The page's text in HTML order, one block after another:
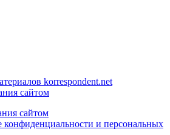
korrespondent.net
сайтом
сайтом
конфиденциальности и персональных